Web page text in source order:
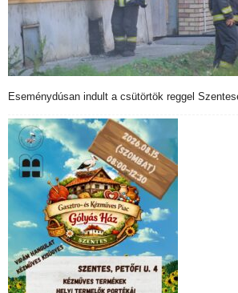
Eseménydúsan indult a csütörtök reggel